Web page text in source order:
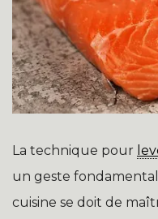
La technique pour
un geste
cuisine se doit de